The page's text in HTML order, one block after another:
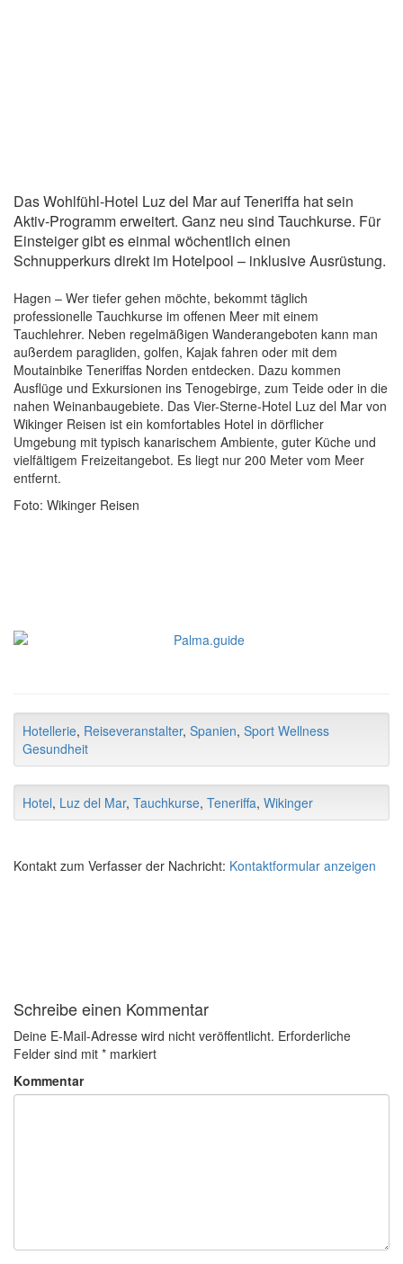
Das Wohlfühl-Hotel Luz del Mar auf Teneriffa hat sein
Aktiv-Programm erweitert. Ganz neu sind Tauchkurse. Für
Einsteiger gibt es einmal wöchentlich einen
Schnupperkurs direkt im Hotelpool – inklusive Ausrüstung.
Hagen – Wer tiefer gehen möchte, bekommt täglich
professionelle Tauchkurse im offenen Meer mit einem
Tauchlehrer. Neben regelmäßigen Wanderangeboten kann man
außerdem paragliden, golfen, Kajak fahren oder mit dem
Moutainbike Teneriffas Norden entdecken. Dazu kommen
Ausflüge und Exkursionen ins Tenogebirge, zum Teide oder in die
nahen Weinanbaugebiete. Das Vier-Sterne-Hotel Luz del Mar von
Wikinger Reisen ist ein komfortables Hotel in dörflicher
Umgebung mit typisch kanarischem Ambiente, guter Küche und
vielfältigem Freizeitangebot. Es liegt nur 200 Meter vom Meer
entfernt.
Foto: Wikinger Reisen
Hotellerie, Reiseveranstalter, Spanien, Sport Wellness
Gesundheit
Hotel, Luz del Mar, Tauchkurse, Teneriffa, Wikinger
Kontakt zum Verfasser der Nachricht: Kontaktformular anzeigen
Schreibe einen Kommentar
Deine E-Mail-Adresse wird nicht veröffentlicht. Erforderliche
Felder sind mit * markiert
Kommentar